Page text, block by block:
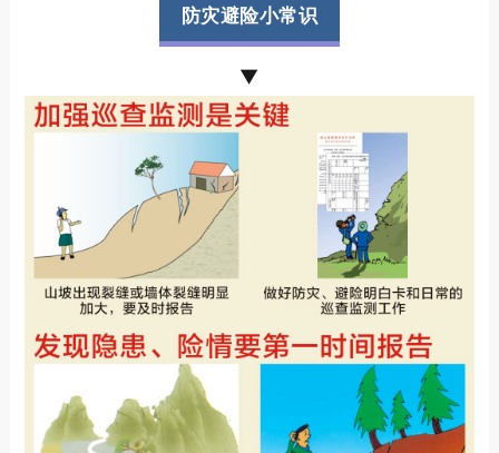
防灾避险小常识
▼